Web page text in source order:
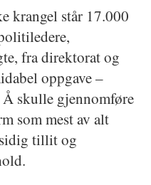
med
i
krangel står 17.000
fra direktorat og
oppgave –
skulle gjennomføre
som mest av alt
tillit og